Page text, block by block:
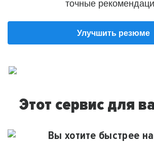
Улучшить резюме
Этот сервис для
Вы хотите быстрее